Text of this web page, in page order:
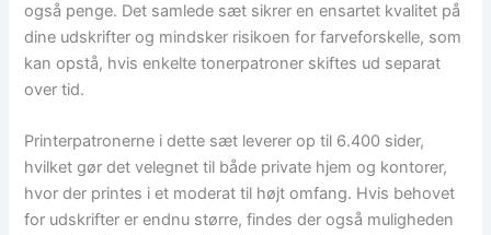
også penge. Det samlede sæt sikrer en ensartet kvalitet på
dine udskrifter og mindsker risikoen for farveforskelle, som
kan opstå, hvis enkelte tonerpatroner skiftes ud separat
over tid.
Printerpatronerne i dette sæt leverer op til 6.400 sider,
hvilket gør det velegnet til både private hjem og kontorer,
hvor der printes i et moderat til højt omfang. Hvis behovet
for udskrifter er endnu større, findes der også muligheden